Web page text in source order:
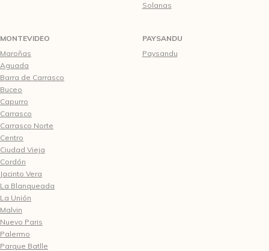
Solanas
MONTEVIDEO
Maroñas
Aguada
Barra de Carrasco
Buceo
Capurro
Carrasco
Carrasco Norte
Centro
Ciudad Vieja
Cordón
Jacinto Vera
La Blanqueada
La Unión
Malvin
Nuevo Paris
Palermo
Parque Batlle
PAYSANDU
Paysandu